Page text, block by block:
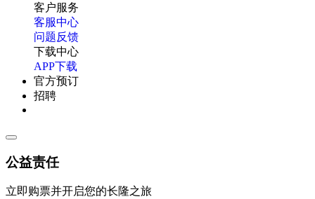
客户服务
客服中心
问题反馈
下载中心
APP下载
官方预订
招聘
公益责任
立即购票并开启您的长隆之旅